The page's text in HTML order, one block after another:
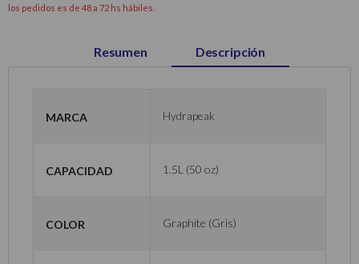
los pedidos es de 48 a 72 hs hábiles.
Resumen Descripción
Marca Hydrapeak
Capacidad 1.5L (50 oz)
Color Graphite (Gris)